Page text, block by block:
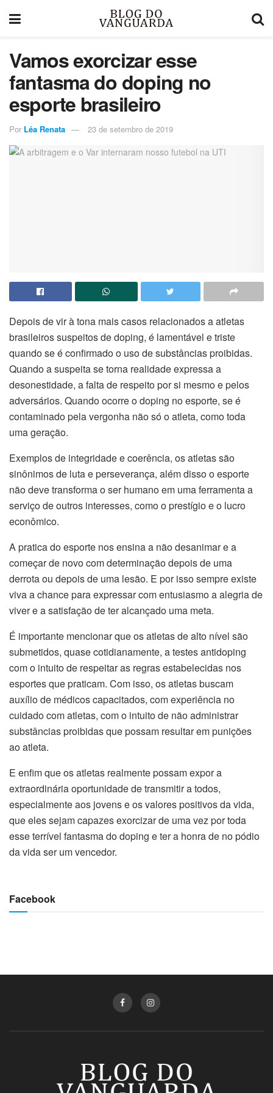
Vamos exorcizar esse
fantasma do doping no
esporte brasileiro
Por Léa Renata 23 de setembro de 2019
Depois de vir à tona mais casos relacionados a atletas
brasileiros suspeitos de doping, é lamentável e triste
quando se é confirmado o uso de substâncias proibidas.
Quando a suspeita se torna realidade expressa a
desonestidade, a falta de respeito por si mesmo e pelos
adversários. Quando ocorre o doping no esporte, se é
contaminado pela vergonha não só o atleta, como toda
uma geração.
Exemplos de integridade e coerência, os atletas são
sinônimos de luta e perseverança, além disso o esporte
não deve transforma o ser humano em uma ferramenta a
serviço de outros interesses, como o prestígio e o lucro
econômico.
A pratica do esporte nos ensina a não desanimar e a
começar de novo com determinação depois de uma
derrota ou depois de uma lesão. E por isso sempre existe
viva a chance para expressar com entusiasmo a alegria de
viver e a satisfação de ter alcançado uma meta.
É importante mencionar que os atletas de alto nível são
submetidos, quase cotidianamente, a testes antidoping
com o intuito de respeitar as regras estabelecidas nos
esportes que praticam. Com isso, os atletas buscam
auxílio de médicos capacitados, com experiência no
cuidado com atletas, com o intuito de não administrar
substâncias proibidas que possam resultar em punições
ao atleta.
E enfim que os atletas realmente possam expor a
extraordinária oportunidade de transmitir a todos,
especialmente aos jovens e os valores positivos da vida,
que eles sejam capazes exorcizar de uma vez por toda
esse terrível fantasma do doping e ter a honra de no pódio
da vida ser um vencedor.
Facebook